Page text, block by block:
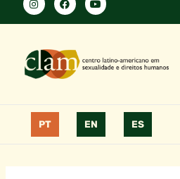
PT EN ES